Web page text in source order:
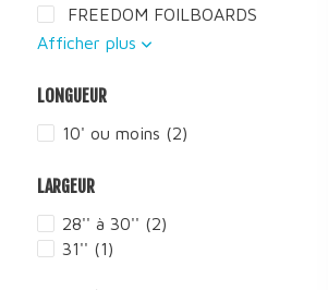
FREEDOM FOILBOARDS
Afficher plus
LONGUEUR
10' ou moins (2)
LARGEUR
28'' à 30'' (2)
31'' (1)